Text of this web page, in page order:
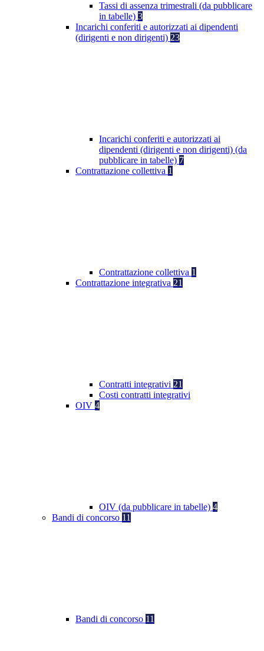
Tassi di assenza trimestrali (da pubblicare
in tabelle) 3
Incarichi conferiti e autorizzati ai dipendenti
(dirigenti e non dirigenti) 23
Incarichi conferiti e autorizzati ai
dipendenti (dirigenti e non dirigenti) (da
pubblicare in tabelle) 7
Contrattazione collettiva 1
Contrattazione collettiva 1
Contrattazione integrativa 21
Contratti integrativi 21
Costi contratti integrativi
OIV 4
OIV (da pubblicare in tabelle) 4
Bandi di concorso 11
Bandi di concorso 11